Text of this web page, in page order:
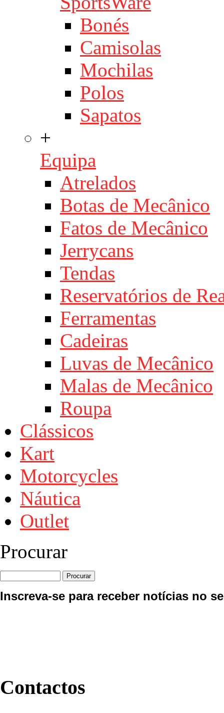
Bonés
Camisolas
Mochilas
Polos
Sapatos
+
Equipa
Atrelados
Botas de Mecânico
Fatos de Mecânico
Jerrycans
Tendas
Reservatórios de
Ferramentas
Cadeiras
Luvas de Mecânico
Malas de Mecânico
Roupa
Clássicos
Kart
Motorcycles
Náutica
Outlet
Procurar
Inscreva-se para receber notícias no
Contactos